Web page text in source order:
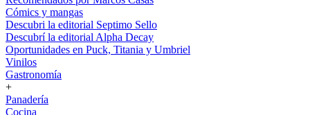
Cómics y mangas
Descubri la editorial Septimo Sello
Descubrí la editorial Alpha Decay
Oportunidades en Puck, Titania y Umbriel
Vinilos
Gastronomía
+
Panadería
Cocina